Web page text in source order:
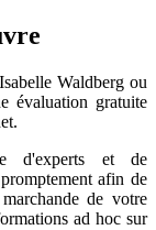
Waldberg ou
évaluation gratuite
d'experts et de
afin de
de votre
ad hoc sur